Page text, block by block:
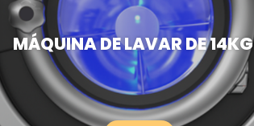
MÁQUINA DE LAVAR DE 14KG